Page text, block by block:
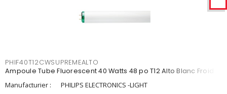
PHIF40T12CWSUPREMEALTO
Ampoule Tube Fluorescent 40 Watts 48 po T12 Alto Blanc Froid
Manufacturier :
PHILIPS ELECTRONICS -LIGHT